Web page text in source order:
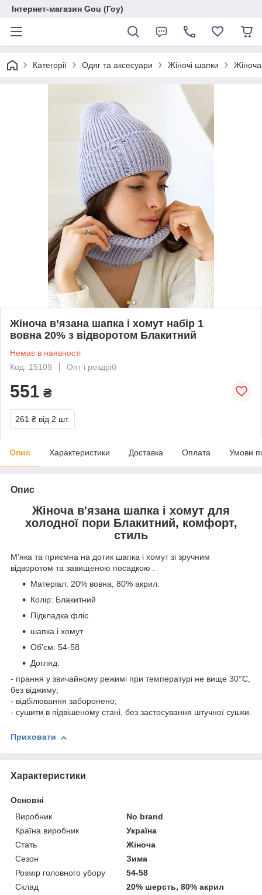
Інтернет-магазин Gou (Гоу)
Категорії Одяг та аксесуари Жіночі шапки
Жіноча в’язана шапка і хомут набір 1
вовна 20% з відворотом Блакитний
Немає в наявності
Код: 15109
Опт і роздріб
551 ₴
261 ₴ від 2 шт.
Опис Характеристики Доставка Оплата Умови
Опис
Жіноча в'язана шапка і хомут для
холодної пори Блакитний, комфорт,
стиль
М’яка та приємна на дотик шапка і хомут зі зручним
відворотом та завищеною посадкою .
Матеріал: 20% вовна, 80% акрил.
Колір: Блакитний
Підкладка фліс
шапка і хомут
Об'єм: 54-58
Догляд:
- прання у звичайному режимі при температурі не вище 30°C,
без віджиму;
- відбілювання заборонено;
- сушити в підвішеному стані, без застосування штучної сушки.
Приховати
Характеристики
Основні
Виробник
No brand
Країна виробник
Україна
Стать
Жіноча
Сезон
Зима
Розмір головного убору
54-58
Склад
20% шерсть, 80% акрил